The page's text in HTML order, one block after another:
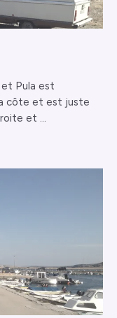
et Pula est
côte et est juste
et …